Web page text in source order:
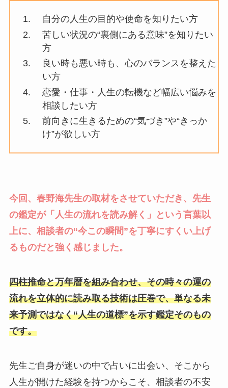
自分の人生の目的や使命を知りたい方
苦しい状況の“裏側にある意味”を知りたい
方
良い時も悪い時も、心のバランスを整えた
い方
恋愛・仕事・人生の転機など幅広い悩みを
相談したい方
前向きに生きるための“気づき”や“きっか
け”が欲しい方
今回、春野海先生の取材をさせていただき、先生
の鑑定が「人生の流れを読み解く」という言葉以
上に、相談者の“今この瞬間”を丁寧にすくい上げ
るものだと強く感じました。
四柱推命と万年暦を組み合わせ、その時々の運の
流れを立体的に読み取る技術は圧巻で、単なる未
来予測ではなく“人生の道標”を示す鑑定そのもの
です。
先生ご自身が迷いの中で占いに出会い、そこから
人生が開けた経験を持つからこそ、相談者の不安